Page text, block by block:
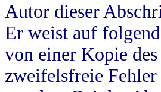
Autor dieser
Er weist auf
von einer Kopie
zweifelsfreie